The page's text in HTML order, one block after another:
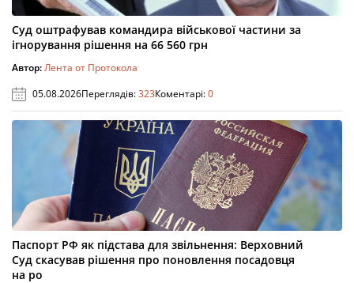
Суд оштрафував командира військової частини за
ігнорування рішення на 66 560 грн
Автор:Лента от Протокола
05.08.2026Переглядів:323Коментарі:0
Паспорт РФ як підстава для звільнення: Верховний
Суд скасував рішення про поновлення посадовця
на ро